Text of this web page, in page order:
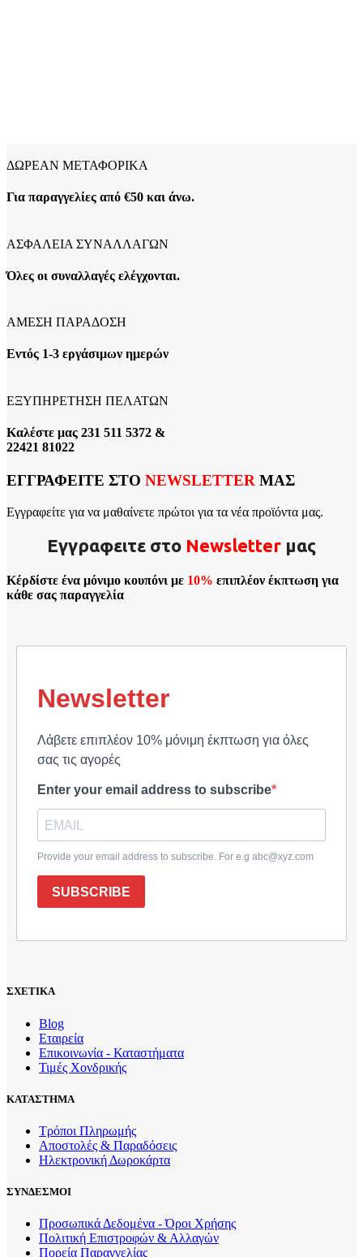
ΔΩΡΕΑΝ ΜΕΤΑΦΟΡΙΚΑ
Για παραγγελίες από €50 και άνω.
ΑΣΦΑΛΕΙΑ ΣΥΝΑΛΛΑΓΩΝ
Όλες οι συναλλαγές ελέγχονται.
ΑΜΕΣΗ ΠΑΡΑΔΟΣΗ
Εντός 1-3 εργάσιμων ημερών
ΕΞΥΠΗΡΕΤΗΣΗ ΠΕΛΑΤΩΝ
Καλέστε μας 231 511 5372 &
22421 81022
ΕΓΓΡΑΦΕΙΤΕ ΣΤΟ NEWSLETTER ΜΑΣ
Εγγραφείτε για να μαθαίνετε πρώτοι για τα νέα προϊόντα μας.
Εγγραφειτε στο Νewsletter μας
Κέρδίστε ένα μόνιμο κουπόνι με 10% επιπλέον έκπτωση για
κάθε σας παραγγελία
Newsletter
Λάβετε επιπλέον 10% μόνιμη έκπτωση για όλες
σας τις αγορές
Enter your email address to subscribe
Provide your email address to subscribe. For e.g abc@xyz.com
SUBSCRIBE
ΣΧΕΤΙΚΑ
Blog
Εταιρεία
Επικοινωνία - Καταστήματα
Τιμές Χονδρικής
ΚΑΤΑΣΤΗΜΑ
Τρόποι Πληρωμής
Αποστολές & Παραδόσεις
Ηλεκτρονική Δωροκάρτα
ΣΥΝΔΕΣΜΟΙ
Προσωπικά Δεδομένα - Όροι Χρήσης
Πολιτική Επιστροφών & Αλλαγών
Πορεία Παραγγελίας